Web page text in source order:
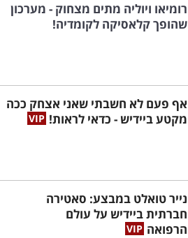
רומיאו ויוליה מתים מצחוק - מערכון
שהופך קלאסיקה לקומדיה!
אף פעם לא חשבתי שאני אצחק ככה
מקטע ביידיש - כדאי לראות!
נייר טואלט במבצע: סאטירה
חברתית ביידיש על עולם
הרפואה